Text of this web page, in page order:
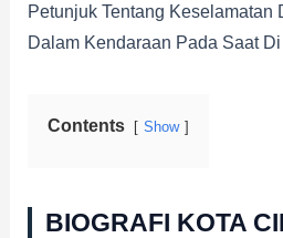
Petunjuk Tentang Keselamatan
Dalam Kendaraan Pada Saat
Contents Show
BIOGRAFI KOTA